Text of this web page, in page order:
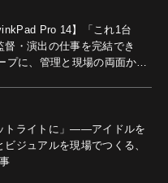
Pro 14】「これ1台
督・演出の仕事を完結でき
プに、管理と現場の両面から
トライトに」――アイドルを
ジュアルを現場でつくる、